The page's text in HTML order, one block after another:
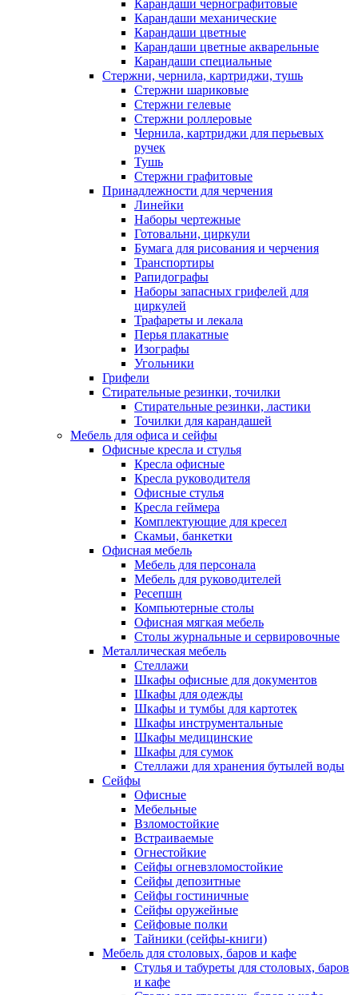
Карандаши чернографитовые
Карандаши механические
Карандаши цветные
Карандаши цветные акварельные
Карандаши специальные
Стержни, чернила, картриджи, тушь
Стержни шариковые
Стержни гелевые
Стержни роллеровые
Чернила, картриджи для перьевых
ручек
Тушь
Стержни графитовые
Принадлежности для черчения
Линейки
Наборы чертежные
Готовальни, циркули
Бумага для рисования и черчения
Транспортиры
Рапидографы
Наборы запасных грифелей для
циркулей
Трафареты и лекала
Перья плакатные
Изографы
Угольники
Грифели
Стирательные резинки, точилки
Стирательные резинки, ластики
Точилки для карандашей
Мебель для офиса и сейфы
Офисные кресла и стулья
Кресла офисные
Кресла руководителя
Офисные стулья
Кресла геймера
Комплектующие для кресел
Скамьи, банкетки
Офисная мебель
Мебель для персонала
Мебель для руководителей
Ресепшн
Компьютерные столы
Офисная мягкая мебель
Столы журнальные и сервировочные
Металлическая мебель
Стеллажи
Шкафы офисные для документов
Шкафы для одежды
Шкафы и тумбы для картотек
Шкафы инструментальные
Шкафы медицинские
Шкафы для сумок
Стеллажи для хранения бутылей воды
Сейфы
Офисные
Мебельные
Взломостойкие
Встраиваемые
Огнестойкие
Сейфы огневзломостойкие
Сейфы депозитные
Сейфы гостиничные
Сейфы оружейные
Сейфовые полки
Тайники (сейфы-книги)
Мебель для столовых, баров и кафе
Стулья и табуреты для столовых, баров
и кафе